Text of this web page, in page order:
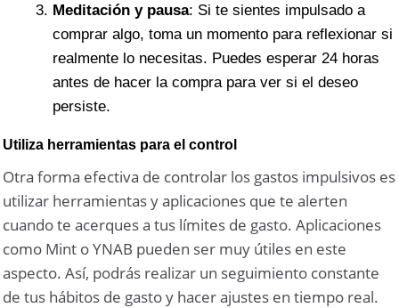
Meditación y pausa: Si te sientes impulsado a
comprar algo, toma un momento para reflexionar si
realmente lo necesitas. Puedes esperar 24 horas
antes de hacer la compra para ver si el deseo
persiste.
Utiliza herramientas para el control
Otra forma efectiva de controlar los gastos impulsivos es
utilizar herramientas y aplicaciones que te alerten
cuando te acerques a tus límites de gasto. Aplicaciones
como Mint o YNAB pueden ser muy útiles en este
aspecto. Así, podrás realizar un seguimiento constante
de tus hábitos de gasto y hacer ajustes en tiempo real.